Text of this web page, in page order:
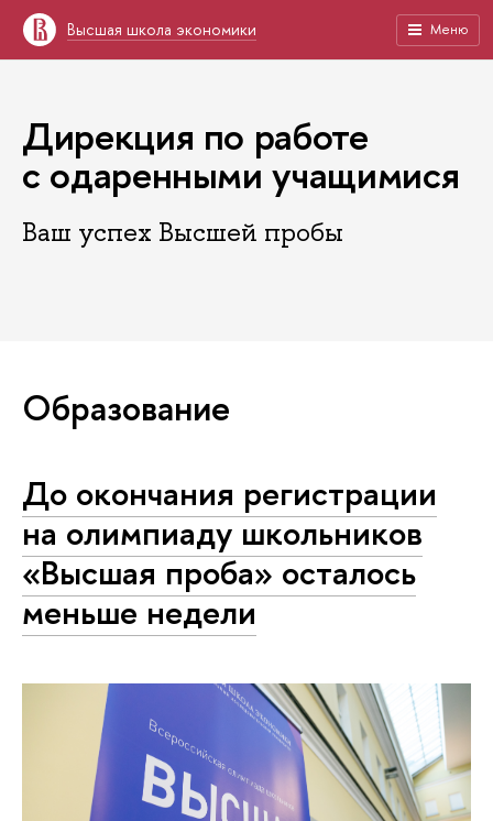
Высшая школа экономики Меню
Дирекция по работе
с одаренными учащимися
Ваш успех Высшей пробы
Образование
До окончания регистрации
на олимпиаду школьников
«Высшая проба» осталось
меньше недели